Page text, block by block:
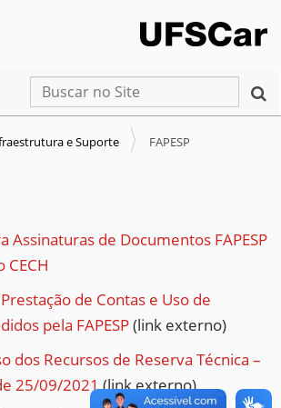
Busca
Busca Avançada…
e Suporte FAPESP
Assinaturas de Documentos FAPESP
de Contas e Uso de
pela FAPESP(link externo)
dos Recursos de Reserva Técnica –
25/09/2021(link externo)